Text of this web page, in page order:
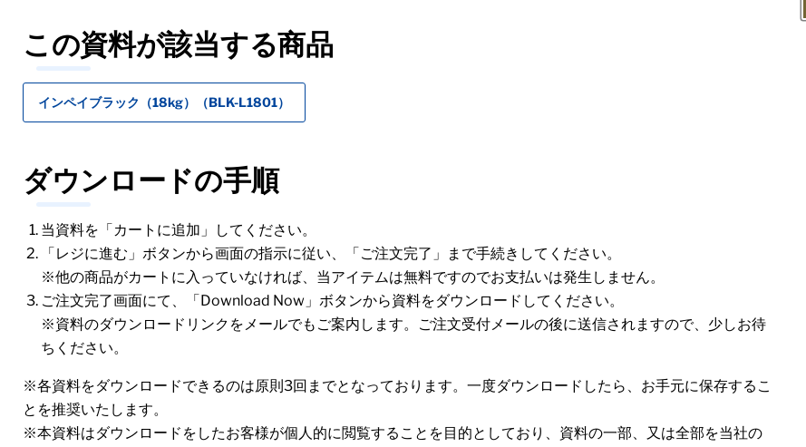
この資料が該当する商品
インペイブラック（18kg）（BLK-L1801）
ダウンロードの手順
当資料を「カートに追加」してください。
「レジに進む」ボタンから画面の指示に従い、「ご注文完了」まで手続きしてください。
※他の商品がカートに入っていなければ、当アイテムは無料ですのでお支払いは発生しません。
ご注文完了画面にて、「Download Now」ボタンから資料をダウンロードしてください。
※資料のダウンロードリンクをメールでもご案内します。ご注文受付メールの後に送信されますので、少しお待
ちください。
※各資料をダウンロードできるのは原則3回までとなっております。一度ダウンロードしたら、お手元に保存するこ
とを推奨いたします。
※本資料はダウンロードをしたお客様が個人的に閲覧することを目的としており、資料の一部、又は全部を当社の